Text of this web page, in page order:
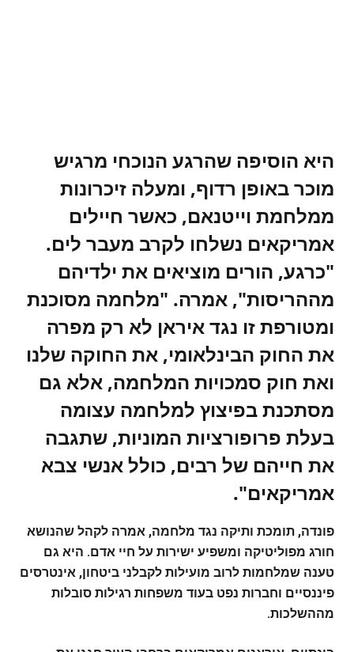
היא הוסיפה שהרגע הנוכחי מרגיש
מוכר באופן רדוף, ומעלה זיכרונות
ממלחמת וייטנאם, כאשר חיילים
אמריקאים נשלחו לקרב מעבר לים.
"כרגע, הורים מוציאים את ילדיהם
מההריסות", אמרה. "מלחמה מסוכנת
ומטורפת זו נגד איראן לא רק מפרה
את החוק הבינלאומי, את החוקה שלנו
ואת חוק סמכויות המלחמה, אלא גם
מסתכנת בפיצוץ למלחמה עצומה
בעלת פרופורציות המוניות, שתגבה
את חייהם של רבים, כולל אנשי צבא
אמריקאים".
פונדה, תומכת ותיקה נגד מלחמה, אמרה לקהל שהנושא
חורג מפוליטיקה ומשפיע ישירות על חיי אדם. היא גם
טענה שמלחמות לרוב מועילות לקבלני ביטחון, אינטרסים
פיננסיים וחברות נפט בעוד משפחות רגילות סובלות
מההשלכות.